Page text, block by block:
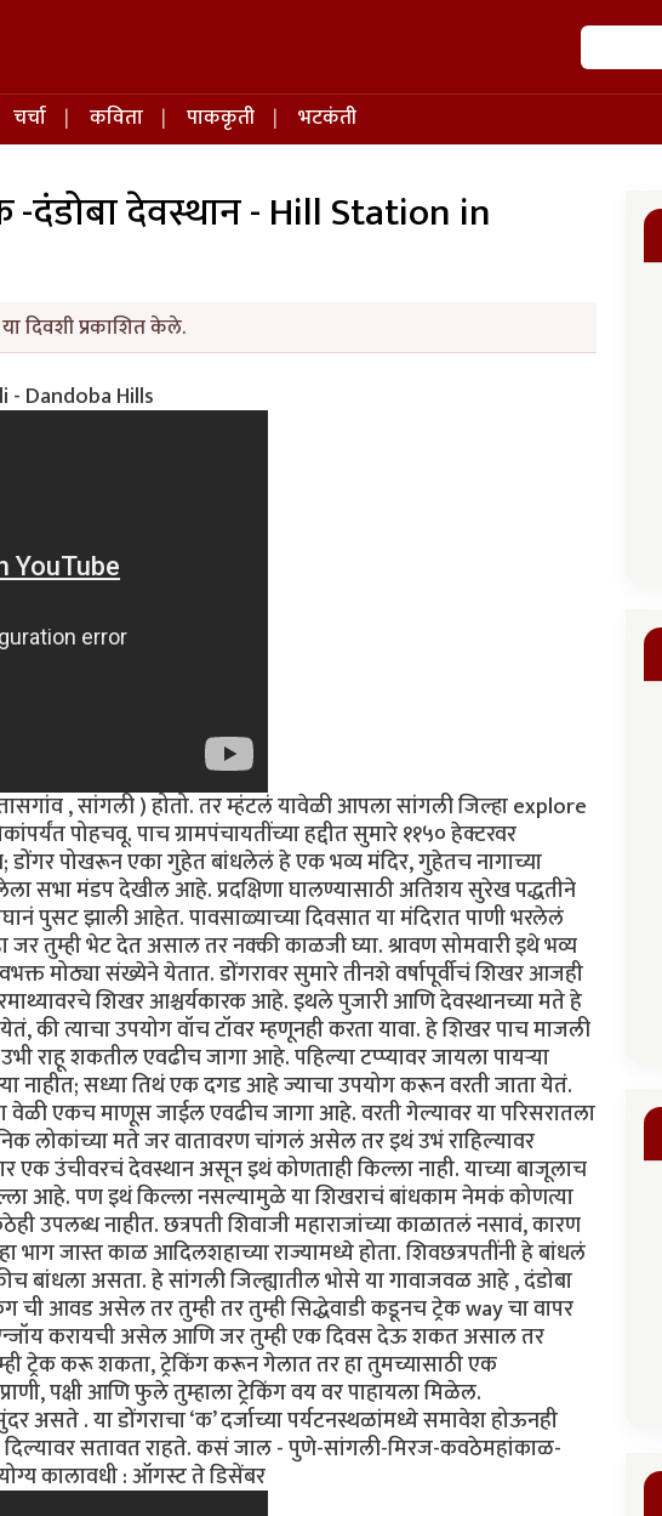
शोध
चर्चा कविता पाककृती
भटकंती
-दंडोबा देवस्थान - Hill Station in
दिवशी प्रकाशित केले.
- Dandoba Hills
, सांगली ) होतो. तर म्हंटलं यावेळी आपला सांगली जिल्हा explore
पोहचवू. पाच ग्रामपंचायतींच्या हद्दीत सुमारे ११५० हेक्टरवर
डोंगर पोखरून एका गुहेत बांधलेलं हे एक भव्य मंदिर, गुहेतच नागाच्या
सभा मंडप देखील आहे. प्रदक्षिणा घालण्यासाठी अतिशय सुरेख पद्धतीने
पुसट झाली आहेत. पावसाळ्याच्या दिवसात या मंदिरात पाणी भरलेलं
जर तुम्ही भेट देत असाल तर नक्की काळजी घ्या. श्रावण सोमवारी इथे भव्य
मोठ्या संख्येने येतात. डोंगरावर सुमारे तीनशे वर्षापूर्वीचं शिखर आजही
शिखर आश्चर्यकारक आहे. इथले पुजारी आणि देवस्थानच्या मते हे
की त्याचा उपयोग वॉच टॉवर म्हणूनही करता यावा. हे शिखर पाच माजली
राहू शकतील एवढीच जागा आहे. पहिल्या टप्प्यावर जायला पायऱ्या
नाहीत; सध्या तिथं एक दगड आहे ज्याचा उपयोग करून वरती जाता येतं.
वेळी एकच माणूस जाईल एवढीच जागा आहे. वरती गेल्यावर या परिसरातला
लोकांच्या मते जर वातावरण चांगलं असेल तर इथं उभं राहिल्यावर
एक उंचीवरचं देवस्थान असून इथं कोणताही किल्ला नाही. याच्या बाजूलाच
आहे. पण इथं किल्ला नसल्यामुळे या शिखराचं बांधकाम नेमकं कोणत्या
उपलब्ध नाहीत. छत्रपती शिवाजी महाराजांच्या काळातलं नसावं, कारण
जास्त काळ आदिलशहाच्या राज्यामध्ये होता. शिवछत्रपतींनी हे बांधलं
बांधला असता. हे सांगली जिल्ह्यातील भोसे या गावाजवळ आहे , दंडोबा
ची आवड असेल तर तुम्ही तर तुम्ही सिद्धेवाडी कडूनच ट्रेक way चा वापर
करायची असेल आणि जर तुम्ही एक दिवस देऊ शकत असाल तर
ट्रेक करू शकता, ट्रेकिंग करून गेलात तर हा तुमच्यासाठी एक
पक्षी आणि फुले तुम्हाला ट्रेकिंग वय वर पाहायला मिळेल.
. या डोंगराचा ‘क’ दर्जाच्या पर्यटनस्थळांमध्ये समावेश होऊनही
दिल्यावर सतावत राहते. कसं जाल - पुणे-सांगली-मिरज-कवठेमहांकाळ-
कालावधी : ऑगस्ट ते डिसेंबर